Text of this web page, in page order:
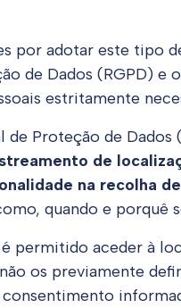
por adotar este tipo
de Dados (RGPD) e
estritamente
de Proteção de
de
na recolha
quando e porquê
é permitido aceder à
os previamente